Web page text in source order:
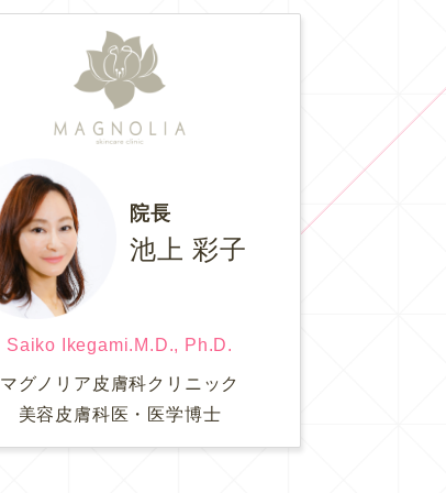
院長
池上 彩子
Saiko Ikegami.M.D., Ph.D.
マグノリア皮膚科クリニック
美容皮膚科医・医学博士